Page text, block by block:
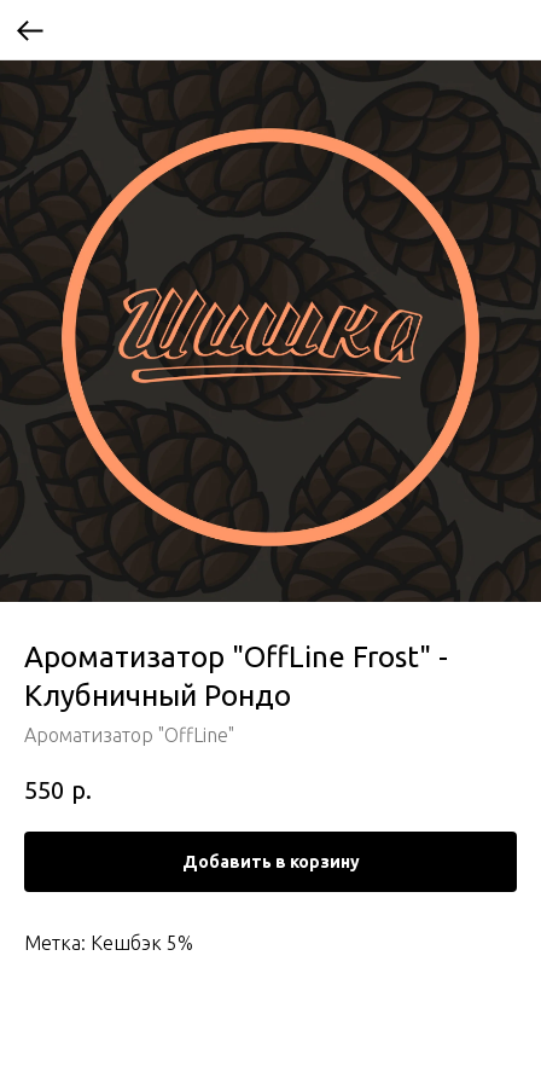
Ароматизатор "OffLine Frost" -
Клубничный Рондо
Ароматизатор "OffLine"
550 р.
Добавить в корзину
Метка: Кешбэк 5%